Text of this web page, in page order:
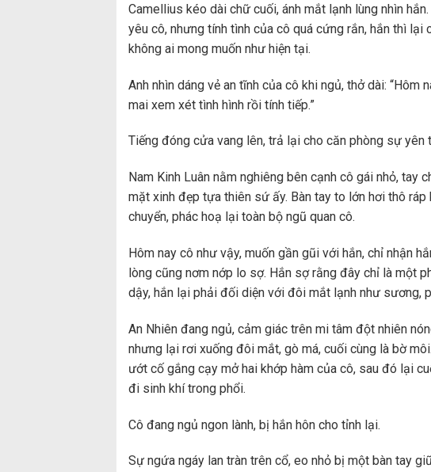
Camellius kéo dài chữ cuối, ánh mắt lạnh lùng nhìn
yêu cô, nhưng tính tình của cô quá cứng rắn, hắn thì
không ai mong muốn như hiện tại.
Anh nhìn dáng vẻ an tĩnh của cô khi ngủ, thở dài:
mai xem xét tình hình rồi tính tiếp.”
Tiếng đóng cửa vang lên, trả lại cho căn phòng sự yên
Nam Kinh Luân nằm nghiêng bên cạnh cô gái nhỏ, tay
mặt xinh đẹp tựa thiên sứ ấy. Bàn tay to lớn hơi thô
chuyển, phác hoạ lại toàn bộ ngũ quan cô.
Hôm nay cô như vậy, muốn gần gũi với hắn, chỉ nhận
lòng cũng nơm nớp lo sợ. Hắn sợ rằng đây chỉ là một
dậy, hắn lại phải đối diện với đôi mắt lạnh như sương,
An Nhiên đang ngủ, cảm giác trên mi tâm đột nhiên
nhưng lại rơi xuống đôi mắt, gò má, cuối cùng là bờ
ướt cố gắng cạy mở hai khớp hàm của cô, sau đó lại
đi sinh khí trong phổi.
Cô đang ngủ ngon lành, bị hắn hôn cho tỉnh lại.
Sự ngứa ngáy lan tràn trên cổ, eo nhỏ bị một bàn tay